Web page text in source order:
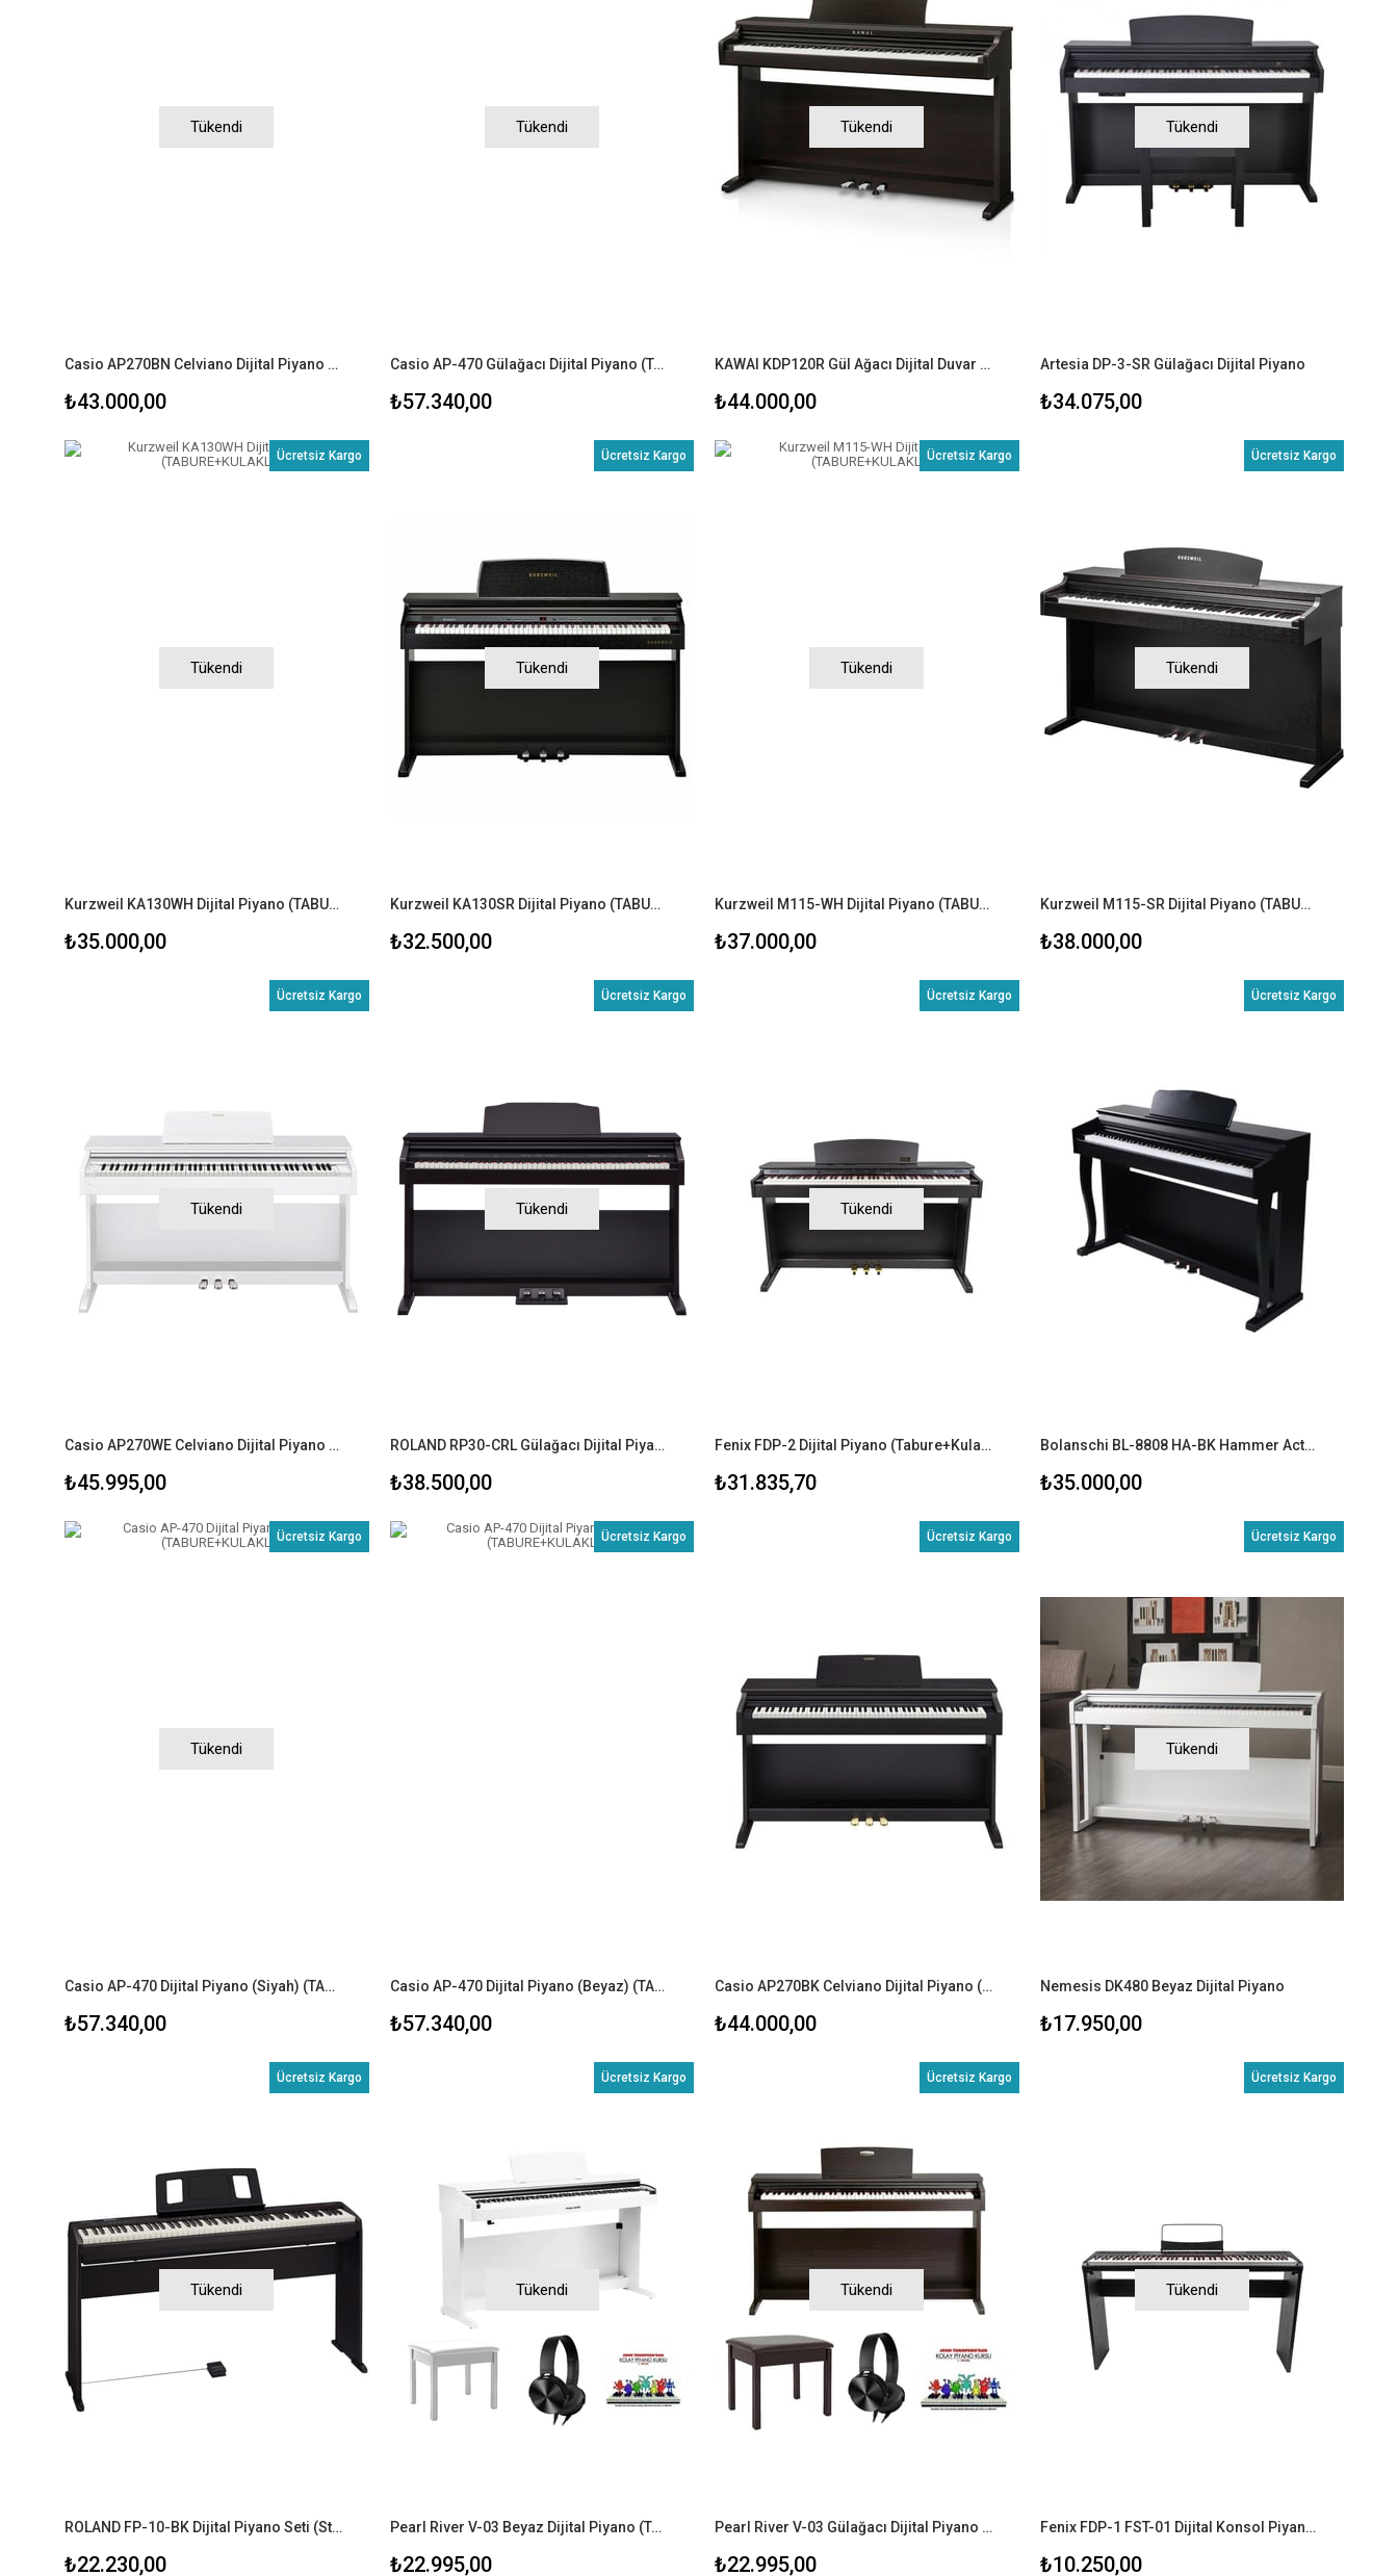
Tükendi
Casio AP270BN Celviano Dijital Piyano (TABURE+KULAKLIK)
₺43.000,00
Tükendi
Casio AP-470 Gülağacı Dijital Piyano (TABURE+KULAKLIK)
₺57.340,00
Tükendi
KAWAI KDP120R Gül Ağacı Dijital Duvar Piyanosu (Tabure & Kulaklık Hediyeli)
₺44.000,00
Tükendi
Artesia DP-3-SR Gülağacı Dijital Piyano
₺34.075,00
Tükendi
Kurzweil KA130WH Dijital Piyano (TABURE+KULAKLIK)
₺35.000,00
Ücretsiz Kargo
Tükendi
Kurzweil KA130SR Dijital Piyano (TABURE+KULAKLIK)
₺32.500,00
Ücretsiz Kargo
Tükendi
Kurzweil M115-WH Dijital Piyano (TABURE+KULAKLIK)
₺37.000,00
Ücretsiz Kargo
Tükendi
Kurzweil M115-SR Dijital Piyano (TABURE+KULAKLIK)
₺38.000,00
Ücretsiz Kargo
Tükendi
Casio AP270WE Celviano Dijital Piyano (TABURE+KULAKLIK)
₺45.995,00
Ücretsiz Kargo
Tükendi
ROLAND RP30-CRL Gülağacı Dijital Piyano (Tabure & Kulaklık Hediyeli)
₺38.500,00
Ücretsiz Kargo
Tükendi
Fenix FDP-2 Dijital Piyano (Tabure+Kulaklık)
₺31.835,70
Ücretsiz Kargo
Bolanschi BL-8808 HA-BK Hammer Action Dijital Piyano (KULAKLIK+TABURE)
₺35.000,00
Ücretsiz Kargo
Tükendi
Casio AP-470 Dijital Piyano (Siyah) (TABURE+KULAKLIK)
₺57.340,00
Ücretsiz Kargo
Casio AP-470 Dijital Piyano (Beyaz) (TABURE+KULAKLIK)
₺57.340,00
Ücretsiz Kargo
Casio AP270BK Celviano Dijital Piyano (TABURE+KULAKLIK)
₺44.000,00
Ücretsiz Kargo
Tükendi
Nemesis DK480 Beyaz Dijital Piyano
₺17.950,00
Ücretsiz Kargo
Tükendi
ROLAND FP-10-BK Dijital Piyano Seti (Stand Dahil)
₺22.230,00
Ücretsiz Kargo
Tükendi
Pearl River V-03 Beyaz Dijital Piyano (Tabure+Kulaklık+Piyano Metodu)
₺22.995,00
Ücretsiz Kargo
Tükendi
Pearl River V-03 Gülağacı Dijital Piyano (Tabure+Kulaklık+Piyano Metodu)
₺22.995,00
Ücretsiz Kargo
Tükendi
Fenix FDP-1 FST-01 Dijital Konsol Piyano (Standlı)
₺10.250,00
Ücretsiz Kargo